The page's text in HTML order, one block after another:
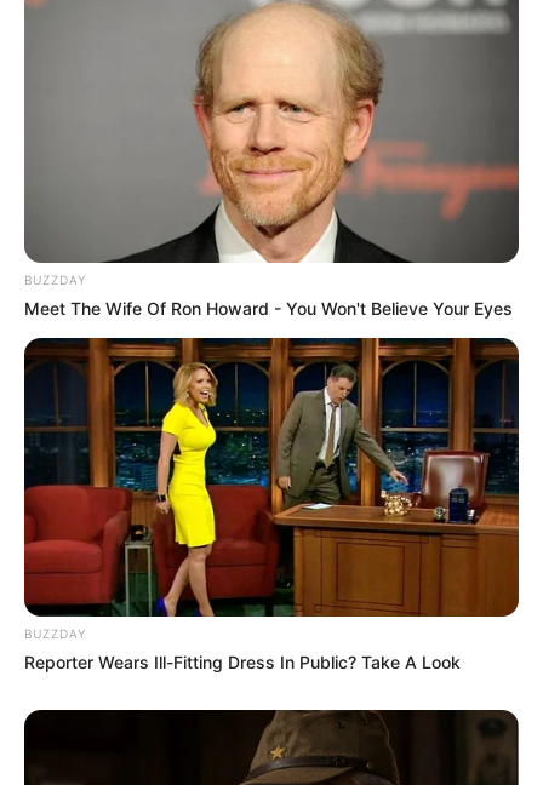
BUZZDAY
Meet The Wife Of Ron Howard - You Won't Believe Your Eyes
BUZZDAY
Reporter Wears Ill-Fitting Dress In Public? Take A Look